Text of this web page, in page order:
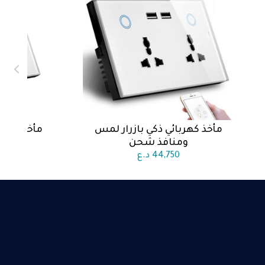
اضف الى السلة
مأخذ كهربائي ذكي بازرار لمس
ومنافذ شحن
44,750 د.ع
مأخذ